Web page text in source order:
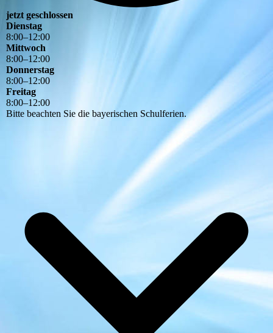
jetzt geschlossen
Dienstag
8:00–12:00
Mittwoch
8:00–12:00
Donnerstag
8:00–12:00
Freitag
8:00–12:00
Bitte beachten Sie die bayerischen Schulferien.